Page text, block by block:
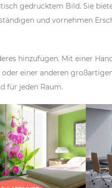
gedrucktem Bild. Sie
und vornehmen
hinzufügen. Mit einer
einer anderen
für jeden Raum.